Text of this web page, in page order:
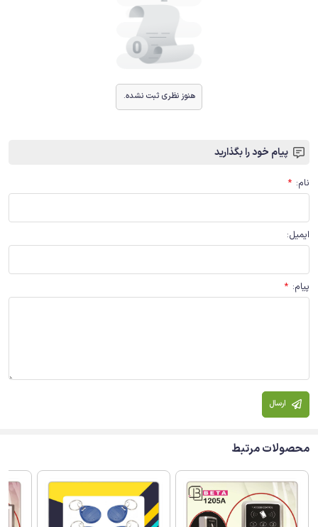
هنوز نظری ثبت نشده.
پیام خود را بگذارید
نام:
*
ایمیل:
پیام:
*
ارسال
محصولات مرتبط